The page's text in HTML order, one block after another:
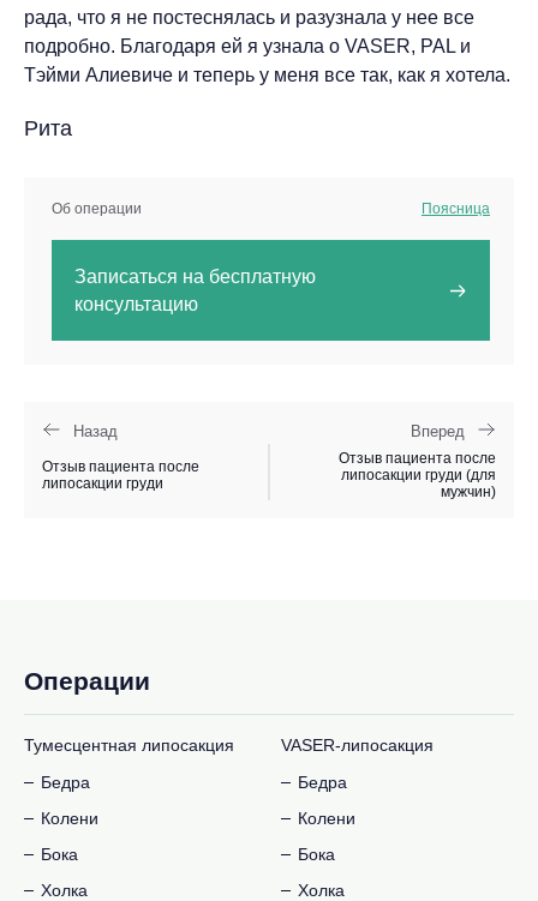
рада, что я не постеснялась и разузнала у нее все
подробно. Благодаря ей я узнала о VASER, PAL и
Тэйми Алиевиче и теперь у меня все так, как я хотела.
Рита
Об операции Поясница
Записаться на бесплатную
консультацию
Назад
Отзыв пациента после
липосакции груди
Вперед
Отзыв пациента после
липосакции груди (для
мужчин)
Операции
Тумесцентная липосакция
Бедра
Колени
Бока
Холка
VASER-липосакция
Бедра
Колени
Бока
Холка